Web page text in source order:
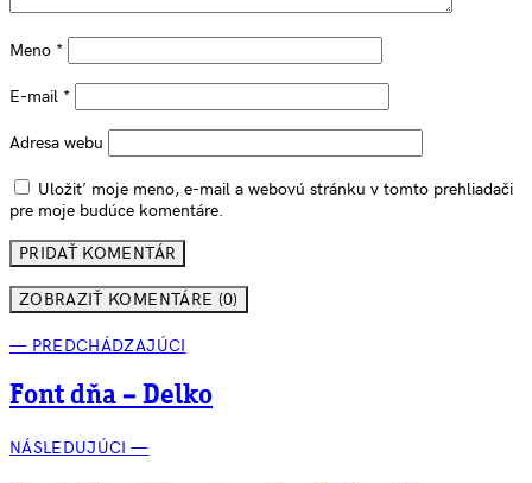
Meno *
E-mail *
Adresa webu
Uložiť moje meno, e-mail a webovú stránku v tomto prehliadači
pre moje budúce komentáre.
ZOBRAZIŤ KOMENTÁRE (0)
— PREDCHÁDZAJÚCI
Font dňa – Delko
NÁSLEDUJÚCI —